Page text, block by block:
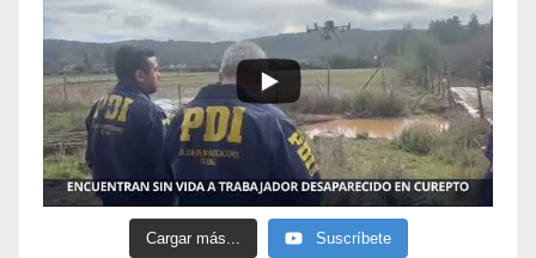
Cargar más... Suscríbete